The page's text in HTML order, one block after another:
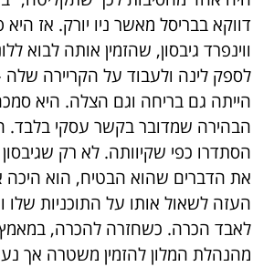
דווקא בבריסל מאשר ניו יורק. אז
ווינפרד גיבסון, שהזמין אותה לבוא
לספק לינה ולעבוד על הקריירה שלה
הייתה גם בריחה וגם הצלה. היא
הבהירה שמדובר בקשר עסקי בלבד.
הסתדרו כפי שקיוותה. לא רק
את הדברים שהוא הבטיח, הוא היכה
העזה לשאול אותו על התוכניות שלו
לאבד הכרה. כשחזרה להכרה,
מהנהלת המלון להזמין משטרה אך